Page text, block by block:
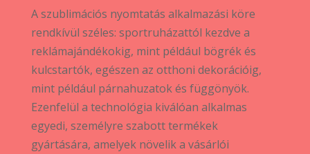
A szublimációs nyomtatás alkalmazási köre
rendkívül széles: sportruházattól kezdve a
reklámajándékokig, mint például bögrék és
kulcstartók, egészen az otthoni dekorációig,
mint például párnahuzatok és függönyök.
Ezenfelül a technológia kiválóan alkalmas
egyedi, személyre szabott termékek
gyártására, amelyek növelik a vásárlói